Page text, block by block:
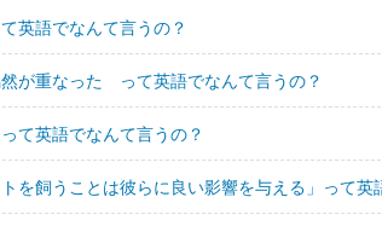
英語でなんて言うの？
が重なった って英語でなんて言うの？
って英語でなんて言うの？
トを飼うことは彼らに良い影響を与える」って英